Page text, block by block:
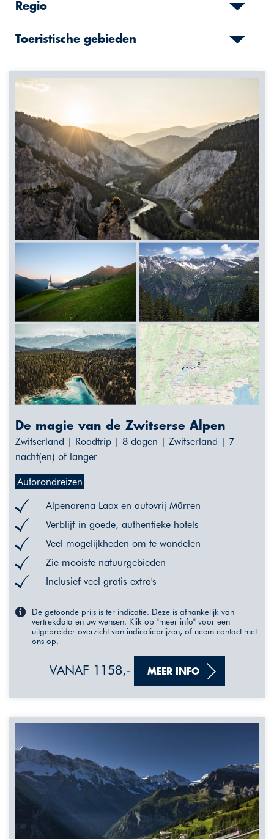
Regio
Toeristische gebieden
De magie van de Zwitserse Alpen
Zwitserland | Roadtrip | 8 dagen | Zwitserland | 7
nacht(en) of langer
Autorondreizen
Alpenarena Laax en autovrij Mürren
Verblijf in goede, authentieke hotels
Veel mogelijkheden om te wandelen
Zie mooiste natuurgebieden
Inclusief veel gratis extra's
De getoonde prijs is ter indicatie. Deze is afhankelijk van
vertrekdata en uw wensen. Klik op "meer info" voor een
uitgebreider overzicht van indicatieprijzen, of neem contact met
ons op.
VANAF 1158,- MEER INFO